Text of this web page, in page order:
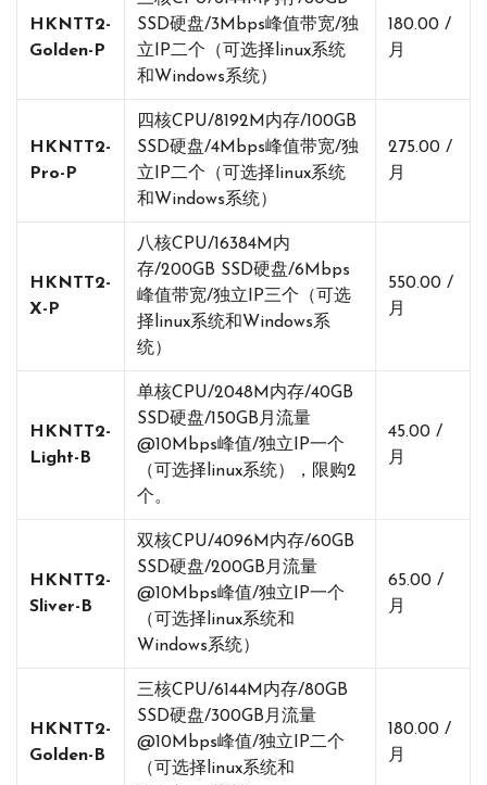
HKNTT2-
Golden-P
SSD硬盘/3Mbps峰值带宽/独
立IP二个（可选择linux系统
和Windows系统）
180.00 /
月
HKNTT2-
Pro-P
四核CPU/8192M内存/100GB
SSD硬盘/4Mbps峰值带宽/独
立IP二个（可选择linux系统
和Windows系统）
275.00 /
月
HKNTT2-
X-P
八核CPU/16384M内
存/200GB SSD硬盘/6Mbps
峰值带宽/独立IP三个（可选
择linux系统和Windows系
统）
550.00 /
月
HKNTT2-
Light-B
单核CPU/2048M内存/40GB
SSD硬盘/150GB月流量
@10Mbps峰值/独立IP一个
（可选择linux系统），限购2
个。
45.00 /
月
HKNTT2-
Sliver-B
双核CPU/4096M内存/60GB
SSD硬盘/200GB月流量
@10Mbps峰值/独立IP一个
（可选择linux系统和
Windows系统）
65.00 /
月
HKNTT2-
Golden-B
三核CPU/6144M内存/80GB
SSD硬盘/300GB月流量
@10Mbps峰值/独立IP二个
（可选择linux系统和
180.00 /
月